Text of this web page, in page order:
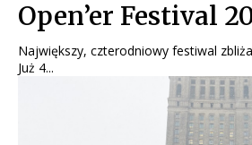
Open’er Festival
Największy, czterodniowy festiwal
Już 4...